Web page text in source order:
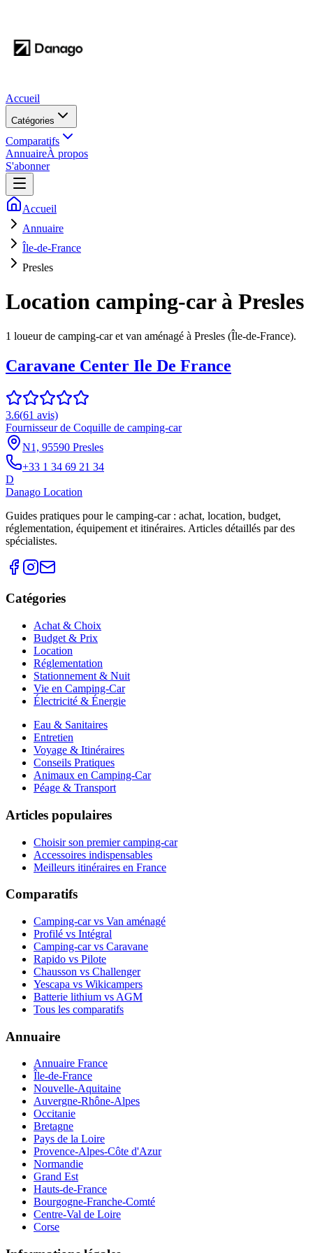
Accueil
Catégories
Comparatifs
AnnuaireÀ propos
S'abonner
Accueil
Annuaire
Île-de-France
Presles
Location camping-car à Presles
1 loueurde camping-car et van aménagé à Presles (Île-de-France).
Caravane Center Ile De France
3.6(61 avis)
Fournisseur de Coquille de camping-car
N1, 95590 Presles
+33 1 34 69 21 34
D
Danago Location
Guides pratiques pour le camping-car : achat, location, budget,
réglementation, équipement et itinéraires. Articles détaillés par des
spécialistes.
Catégories
Achat & Choix
Budget & Prix
Location
Réglementation
Stationnement & Nuit
Vie en Camping-Car
Électricité & Énergie
Eau & Sanitaires
Entretien
Voyage & Itinéraires
Conseils Pratiques
Animaux en Camping-Car
Péage & Transport
Articles populaires
Choisir son premier camping-car
Accessoires indispensables
Meilleurs itinéraires en France
Comparatifs
Camping-car vs Van aménagé
Profilé vs Intégral
Camping-car vs Caravane
Rapido vs Pilote
Chausson vs Challenger
Yescapa vs Wikicampers
Batterie lithium vs AGM
Tous les comparatifs
Annuaire
Annuaire France
Île-de-France
Nouvelle-Aquitaine
Auvergne-Rhône-Alpes
Occitanie
Bretagne
Pays de la Loire
Provence-Alpes-Côte d'Azur
Normandie
Grand Est
Hauts-de-France
Bourgogne-Franche-Comté
Centre-Val de Loire
Corse